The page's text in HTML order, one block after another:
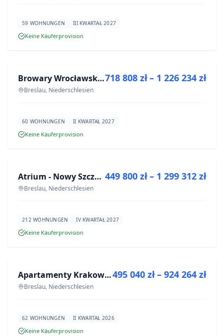
59 WOHNUNGEN III KWARTAŁ 2027
Keine Käuferprovision
NEUBAU Browary Wrocławskie bud BR1, BR2
Breslau, Niederschlesien
718 808 zł – 1 226 234 zł
60 WOHNUNGEN II KWARTAŁ 2027
Keine Käuferprovision
NEUBAU Atrium - Nowy Szczepin
Breslau, Niederschlesien
449 800 zł – 1 299 312 zł
212 WOHNUNGEN IV KWARTAŁ 2027
Keine Käuferprovision
NEUBAU Apartamenty Krakowska 8
Breslau, Niederschlesien
495 040 zł – 924 264 zł
62 WOHNUNGEN II KWARTAŁ 2026
Keine Käuferprovision